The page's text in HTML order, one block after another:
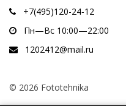
+7(495)120-24-12
Пн—Вс 10:00—22:00
1202412@mail.ru
© 2026 Fototehnika